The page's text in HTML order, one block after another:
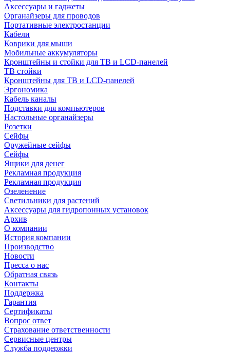
Аксессуары и гаджеты
Органайзеры для проводов
Портативные электростанции
Кабели
Коврики для мыши
Мобильные аккумуляторы
Кронштейны и стойки для ТВ и LCD-панелей
ТВ стойки
Кронштейны для ТВ и LCD-панелей
Эргономика
Кабель каналы
Подставки для компьютеров
Настольные органайзеры
Розетки
Сейфы
Оружейные сейфы
Сейфы
Ящики для денег
Рекламная продукция
Рекламная продукция
Озеленение
Светильники для растений
Аксессуары для гидропонных установок
Архив
О компании
История компании
Производство
Новости
Пресса о нас
Обратная связь
Контакты
Поддержка
Гарантия
Сертификаты
Вопрос ответ
Страхование ответственности
Сервисные центры
Служба поддержки